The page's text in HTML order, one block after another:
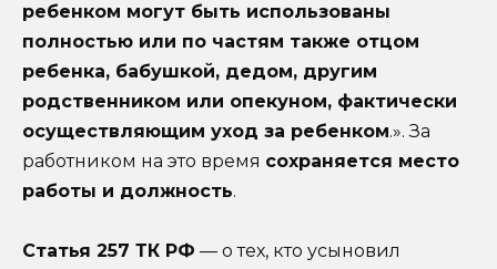
ребенком могут быть использованы
полностью или по частям также отцом
ребенка, бабушкой, дедом, другим
родственником или опекуном, фактически
осуществляющим уход за ребенком.». За
работником на это время сохраняется место
работы и должность.
Статья 257 ТК РФ — о тех, кто усыновил